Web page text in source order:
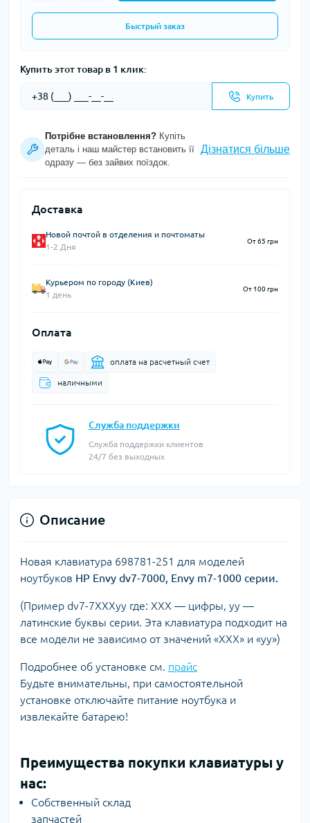
Быстрый заказ
Купить этот товар в 1 клик:
Купить
Потрібне встановлення? Купіть
деталь і наш майстер встановить її
одразу — без зайвих поїздок.
Дізнатися більше
Доставка
Новой почтой в отделения и почтоматы
1-2 Дня
От 65 грн
Курьером по городу (Киев)
1 день
От 100 грн
Оплата
оплата на расчетный счет
наличными
Служба поддержки
Служба поддержки клиентов
24/7 без выходных
Описание
Новая клавиатура 698781-251 для моделей
ноутбуков HP Envy dv7-7000, Envy m7-1000 серии.
(Пример dv7-7XXXyy где: ХХХ — цифры, уу —
латинские буквы серии. Эта клавиатура подходит на
все модели не зависимо от значений «ХХХ» и «уу»)
Подробнее об установке см. прайс
Будьте внимательны, при самостоятельной
установке отключайте питание ноутбука и
извлекайте батарею!
Преимущества покупки клавиатуры у
нас:
Собственный склад
запчастей